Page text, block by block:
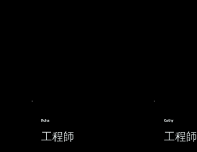
Roha
工程師
Cathy
工程師